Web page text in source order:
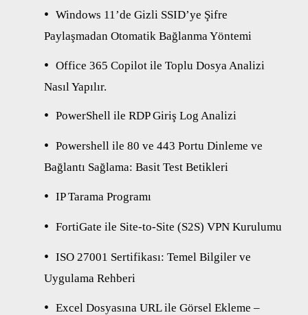
Windows 11’de Gizli SSID’ye Şifre
Paylaşmadan Otomatik Bağlanma Yöntemi
Office 365 Copilot ile Toplu Dosya Analizi
Nasıl Yapılır.
PowerShell ile RDP Giriş Log Analizi
Powershell ile 80 ve 443 Portu Dinleme ve
Bağlantı Sağlama: Basit Test Betikleri
IP Tarama Programı
FortiGate ile Site-to-Site (S2S) VPN Kurulumu
ISO 27001 Sertifikası: Temel Bilgiler ve
Uygulama Rehberi
Excel Dosyasına URL ile Görsel Ekleme –